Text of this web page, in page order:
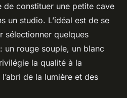
constituer une petite cave
un studio. L’idéal est de se
sélectionner quelques
un rouge souple, un blanc
la qualité à la
de la lumière et des